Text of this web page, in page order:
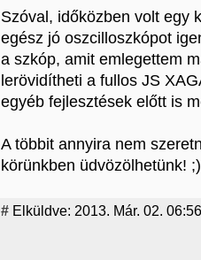
Szóval, időközben volt egy
egész jó oszcilloszkópot
a szkóp, amit emlegettem
lerövidítheti a fullos JS
egyéb fejlesztések előtt is
A többit annyira nem
körünkben üdvözölhetünk! ;)
# Elküldve: 2013. Már. 02.